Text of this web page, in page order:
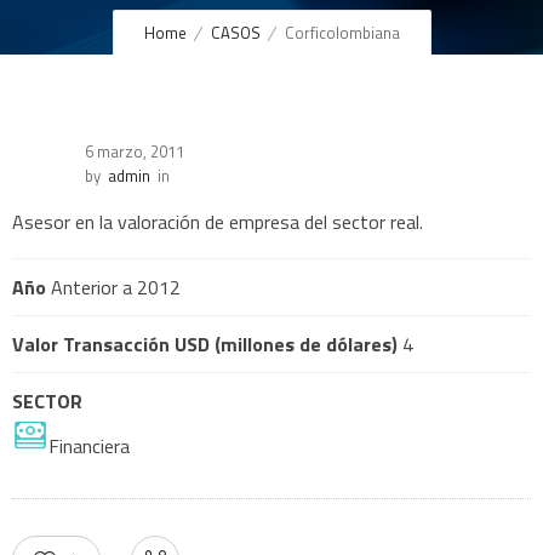
Home CASOS Corficolombiana
6 marzo, 2011
by admin in
Asesor en la valoración de empresa del sector real.
Año Anterior a 2012
Valor Transacción USD (millones de dólares) 4
SECTOR
Financiera